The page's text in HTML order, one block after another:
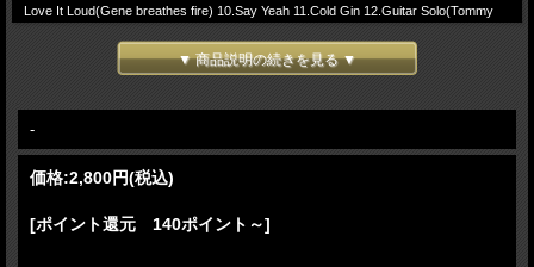
Love It Loud(Gene breathes fire) 10.Say Yeah 11.Cold Gin 12.Guitar Solo(Tommy
Dr. Love 15.Makin' Love(followed by Paul & Tommy dueling guitars) 16.Psycho
Circus(Partial) 17.Drum Solo 18.100,000 Years(Partial) 19.Bass Solo(Gene spits
Roll All Nite 28.God Gave Rock and Roll to You II(KISS holograms on screen)
KISS - End of the Road World Tour 2023 Final 12月2日 Madison Square
▼ 商品説明の続きを見る ▼
-
価格:2,800円(税込)
[ポイント還元 140ポイント～]